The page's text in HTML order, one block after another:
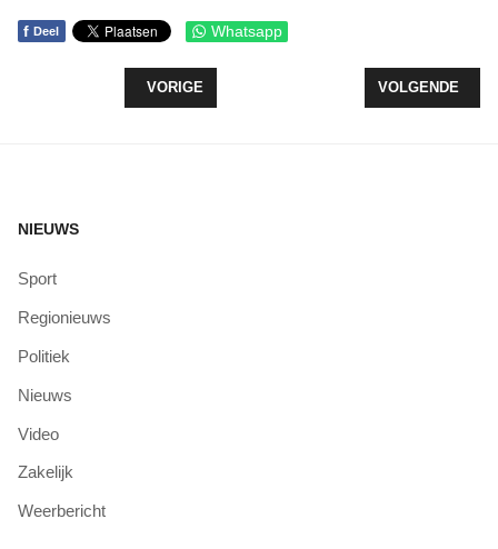
f Deel Whatsapp
VORIG ARTIKEL: IETS LAGERE STRAF VOOR
VORIGE VOLGENDE
VOLGENDE
NIEUWS
Sport
Regionieuws
Politiek
Nieuws
Video
Zakelijk
Weerbericht